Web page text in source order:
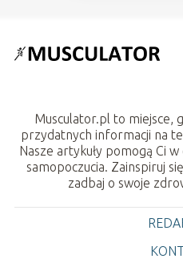
Musculator.pl to miejsce,
przydatnych informacji na
Nasze artykuły pomogą Ci
samopoczucia. Zainspiruj
zadbaj o swoje